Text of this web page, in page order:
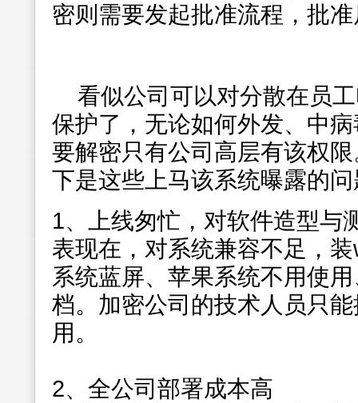
密则需要发起批准流程，批
看似公司可以对分散在员
保护了，无论如何外发、中
要解密只有公司高层有该权
下是这些上马该系统曝露的
1、上线匆忙，对软件造型与
表现在，对系统兼容不足，
系统蓝屏、苹果系统不用使
档。加密公司的技术人员只
用。
2、全公司部署成本高